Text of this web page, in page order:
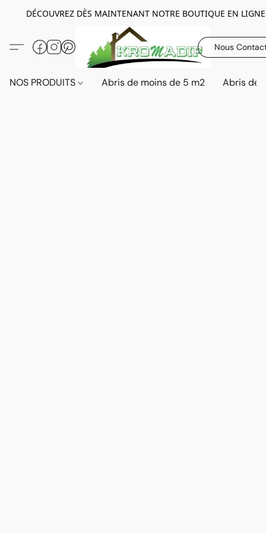
DÉCOUVREZ DÈS MAINTENANT NOTRE BOUTIQUE EN LIGNE
Nous
NOS PRODUITS Abris de moins de 5 m2 Abris de